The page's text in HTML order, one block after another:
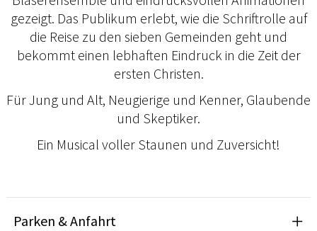
gezeigt. Das Publikum erlebt, wie die Schriftrolle auf
die Reise zu den sieben Gemeinden geht und
bekommt einen lebhaften Eindruck in die Zeit der
ersten Christen.
Für Jung und Alt, Neugierige und Kenner, Glaubende
und Skeptiker.
Ein Musical voller Staunen und Zuversicht!
Parken & Anfahrt